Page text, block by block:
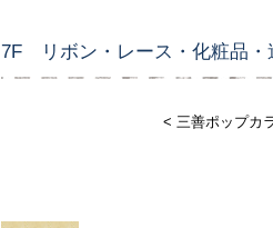
7F リボン・レース・化粧品・
< 三善ポップカ